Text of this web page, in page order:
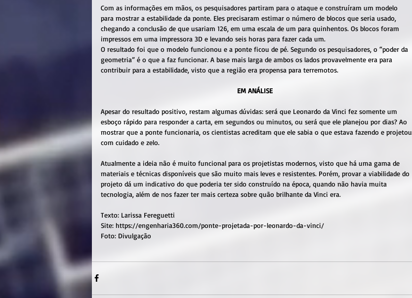
Com as informações em mãos, os pesquisadores partiram para o ataque e construíram um modelo
para mostrar a estabilidade da ponte. Eles precisaram estimar o número de blocos que seria usado,
chegando a conclusão de que usariam 126, em uma escala de um para quinhentos. Os blocos foram
impressos em uma impressora 3D e levando seis horas para fazer cada um.
O resultado foi que o modelo funcionou e a ponte ficou de pé. Segundo os pesquisadores, o “poder da
geometria” é o que a faz funcionar. A base mais larga de ambos os lados provavelmente era para
contribuir para a estabilidade, visto que a região era propensa para terremotos.
                                                                     EM ANÁLISE
Apesar do resultado positivo, restam algumas dúvidas: será que Leonardo da Vinci fez somente um
esboço rápido para responder a carta, em segundos ou minutos, ou será que ele planejou por dias? Ao
mostrar que a ponte funcionaria, os cientistas acreditam que ele sabia o que estava fazendo e projetou
com cuidado e zelo.
Atualmente a ideia não é muito funcional para os projetistas modernos, visto que há uma gama de
materiais e técnicas disponíveis que são muito mais leves e resistentes. Porém, provar a viabilidade do
projeto dá um indicativo do que poderia ter sido construído na época, quando não havia muita
tecnologia, além de nos fazer ter mais certeza sobre quão brilhante da Vinci era.
Texto: Larissa Fereguetti
Site: https://engenharia360.com/ponte-projetada-por-leonardo-da-vinci/
Foto: Divulgação